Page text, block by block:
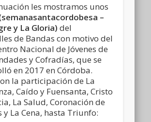
les mostramos unos
–
y La Gloria) del
de Bandas con motivo del
Nacional de Jóvenes de
y Cofradías, que se
en 2017 en Córdoba.
la participación de La
Caído y Fuensanta, Cristo
La Salud, Coronación de
y La Cena, hasta Triunfo: